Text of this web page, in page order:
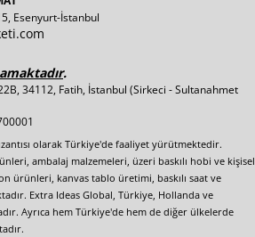
Esenyurt-İstanbul
.
34112, Fatih, İstanbul (Sirkeci - Sultanahmet
olarak Türkiye'de faaliyet yürütmektedir.
ambalaj malzemeleri, üzeri baskılı hobi ve kişisel
ürünleri, kanvas tablo üretimi, baskılı saat ve
Extra Ideas Global, Türkiye, Hollanda ve
Ayrıca hem Türkiye'de hem de diğer ülkelerde